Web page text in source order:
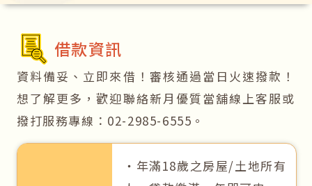
借款資訊
資料備妥、立即來借！審核通過當日火速撥款！
想了解更多，歡迎聯絡新月優質當舖線上客服或
撥打服務專線：02-2985-6555。
‧年滿18歲之房屋/土地所有